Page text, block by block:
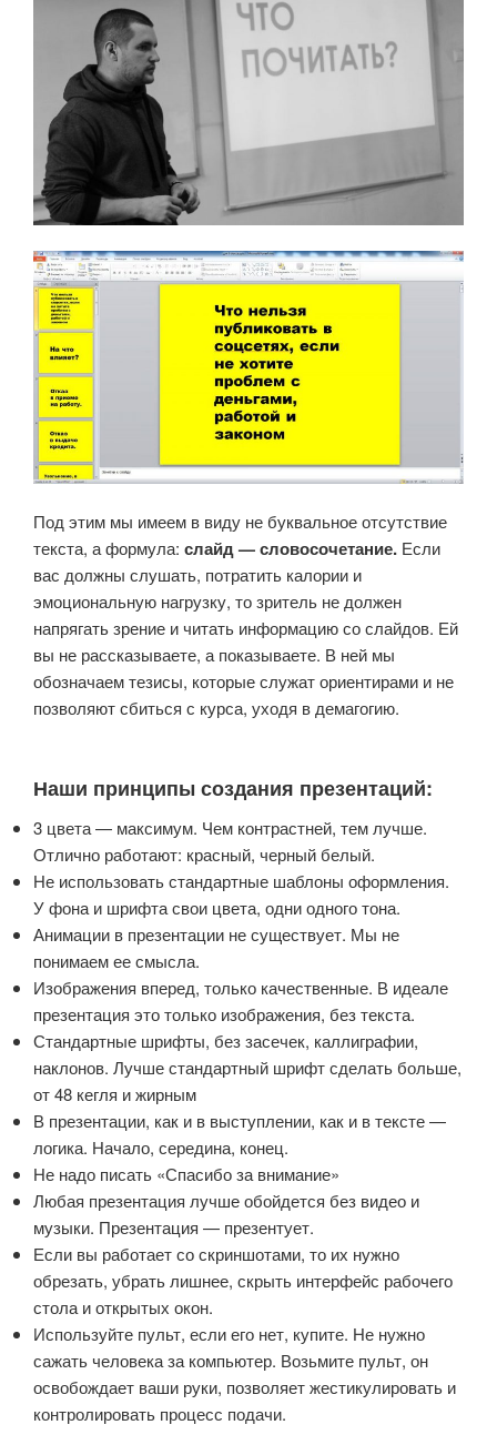
Под этим мы имеем в виду не буквальное отсутствие
текста, а формула: слайд — словосочетание. Если
вас должны слушать, потратить калории и
эмоциональную нагрузку, то зритель не должен
напрягать зрение и читать информацию со слайдов. Ей
вы не рассказываете, а показываете. В ней мы
обозначаем тезисы, которые служат ориентирами и не
позволяют сбиться с курса, уходя в демагогию.
Наши принципы создания презентаций:
3 цвета — максимум. Чем контрастней, тем лучше.
Отлично работают: красный, черный белый.
Не использовать стандартные шаблоны оформления.
У фона и шрифта свои цвета, одни одного тона.
Анимации в презентации не существует. Мы не
понимаем ее смысла.
Изображения вперед, только качественные. В идеале
презентация это только изображения, без текста.
Стандартные шрифты, без засечек, каллиграфии,
наклонов. Лучше стандартный шрифт сделать больше,
от 48 кегля и жирным
В презентации, как и в выступлении, как и в тексте —
логика. Начало, середина, конец.
Не надо писать «Спасибо за внимание»
Любая презентация лучше обойдется без видео и
музыки. Презентация — презентует.
Если вы работает со скриншотами, то их нужно
обрезать, убрать лишнее, скрыть интерфейс рабочего
стола и открытых окон.
Используйте пульт, если его нет, купите. Не нужно
сажать человека за компьютер. Возьмите пульт, он
освобождает ваши руки, позволяет жестикулировать и
контролировать процесс подачи.